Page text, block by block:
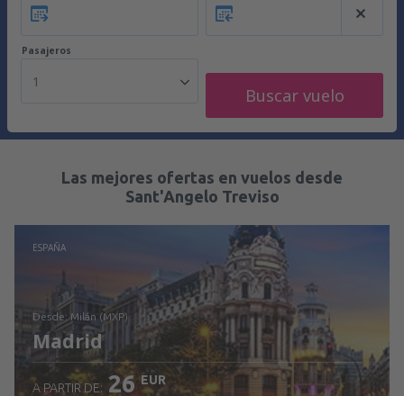
Pasajeros
1
Buscar vuelo
Las mejores ofertas en vuelos desde
Sant'Angelo Treviso
ESPAÑA
desde: Milán (MXP)
Madrid
A PARTIR DE: 26 EUR